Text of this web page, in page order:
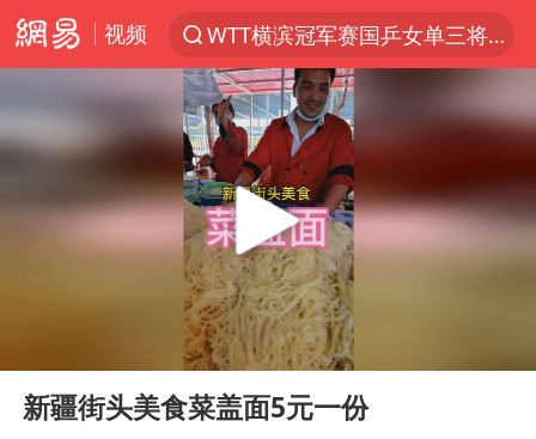
视频
WTT横滨冠军赛国乒女单三将晋级四强
光影经济撬动暑期消费新蓝海
日本发布排名：“中国第一，美日德韩英法居后”
大V：马科斯把路走绝了
白海豚将正面袭击贯穿浙江
杭州全市有序停课
情侣平潭拍日出坠崖1死1伤
Play
新疆街头美食菜盖面5元一份